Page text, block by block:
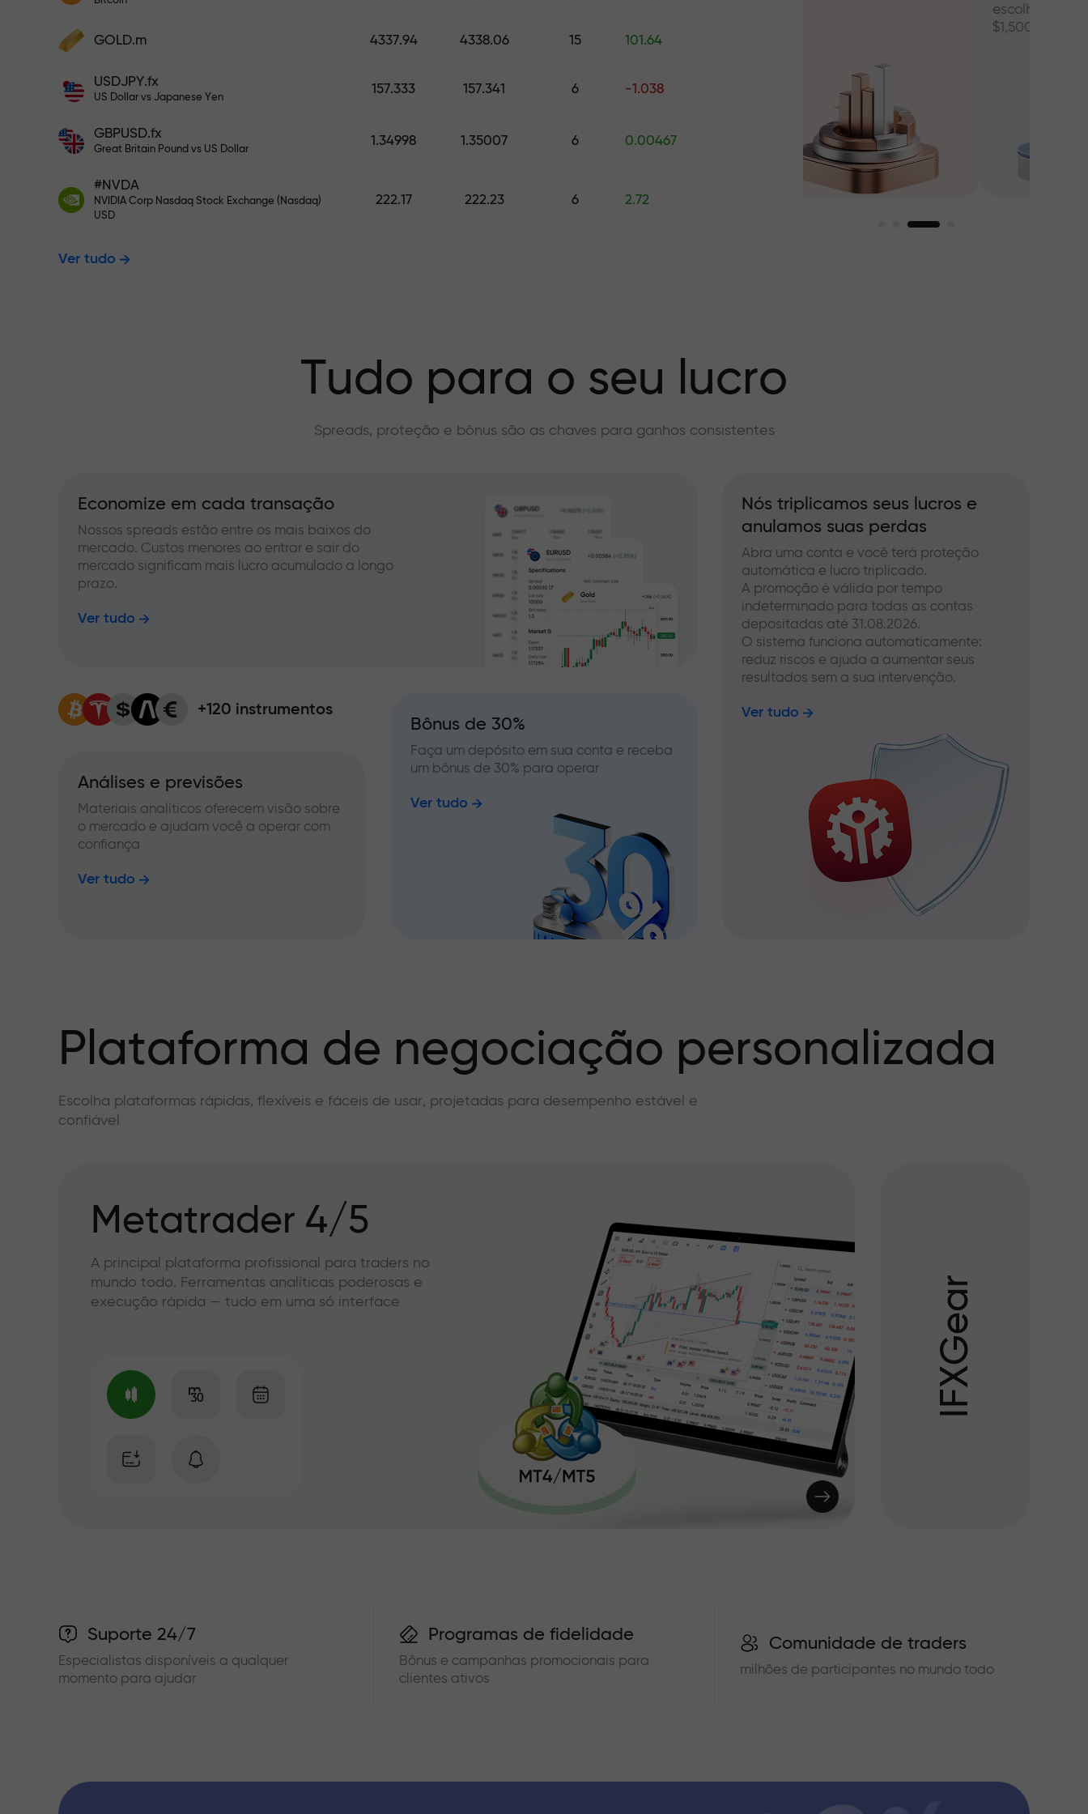
Deposite fundos e receba um bônus
maior o multiplicador.
Negocie sem risco — garantimos
seus lucros
Bônus de até X1000 — o maior
multiplicador do mercado
GOLD.m 4337.94 4338.06 15 101.64
USDJPY.fx
US Dollar vs Japanese Yen
157.333 157.341 6 -1.038
GBPUSD.fx
Great Britain Pound vs US Dollar
1.34998 1.35007 6 0.00467
#NVDA
NVIDIA Corp Nasdaq Stock Exchange (Nasdaq)
USD
222.17 222.23 6 2.72
Ver tudo
Tudo para o seu lucro
Spreads, proteção e bônus são as chaves para ganhos consistentes
Economize em cada transação
Nossos spreads estão entre os mais baixos do
mercado. Custos menores ao entrar e sair do
mercado significam mais lucro acumulado a longo
prazo.
Ver tudo
+120 instrumentos
Análises e previsões
Materiais analíticos oferecem visão sobre
o mercado e ajudam você a operar com
confiança
Ver tudo
Bônus de 30%
Faça um depósito em sua conta e receba
um bônus de 30% para operar
Ver tudo
Nós triplicamos seus lucros e
anulamos suas perdas
Abra uma conta e você terá proteção
automática e lucro triplicado.
A promoção é válida por tempo
indeterminado para todas as contas
depositadas até 31.08.2026.
O sistema funciona automaticamente:
reduz riscos e ajuda a aumentar seus
resultados sem a sua intervenção.
Ver tudo
Plataforma de negociação personalizada
Escolha plataformas rápidas, flexíveis e fáceis de usar, projetadas para desempenho estável e
confiável
Metatrader 4/5
A principal plataforma profissional para traders no
mundo todo. Ferramentas analíticas poderosas e
execução rápida — tudo em uma só interface
I
F
X
G
e
a
r
Suporte 24/7
Especialistas disponíveis a qualquer
momento para ajudar
Programas de fidelidade
Bônus e campanhas promocionais para
clientes ativos
Comunidade de traders
milhões de participantes no mundo todo